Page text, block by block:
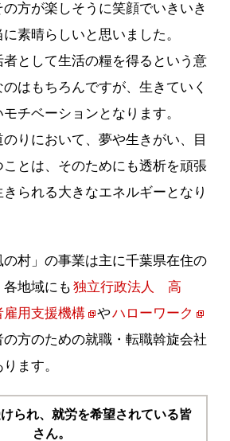
方が楽しそうに笑顔でいきいき
素晴らしいと思いました。
として生活の糧を得るという意
はもちろんですが、生きていく
チベーションとなります。
りにおいて、夢や生きがい、目
とは、そのためにも透析を頑張
られる大きなエネルギーとなり
村」の事業は主に千葉県在住の
地域にも 独立行政法人 高
用支援機構
やハローワーク
の方のための就職・転職斡旋会社
ます。
られ、就労を希望されている皆
さん。